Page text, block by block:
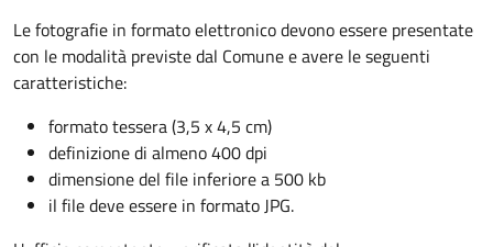
Le fotografie in formato elettronico devono essere presentate
con le modalità previste dal Comune e avere le seguenti
caratteristiche:
formato tessera (3,5 x 4,5 cm)
definizione di almeno 400 dpi
dimensione del file inferiore a 500 kb
il file deve essere in formato JPG.